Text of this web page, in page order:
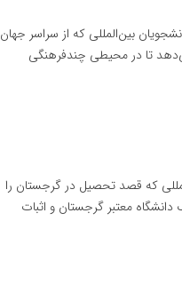
بین‌المللی که از سراسر جهان
تا در محیطی چندفرهنگی
که قصد تحصیل در گرجستان را
معتبر گرجستان و اثبات